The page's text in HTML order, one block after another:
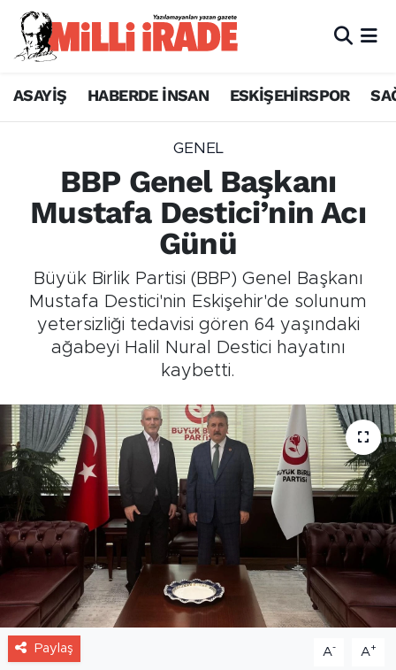
ASAYİŞ HABERDE İNSAN ESKİŞEHİRSPOR
GENEL
BBP Genel Başkanı
Mustafa Destici’nin Acı
Günü
Büyük Birlik Partisi (BBP) Genel Başkanı
Mustafa Destici'nin Eskişehir'de solunum
yetersizliği tedavisi gören 64 yaşındaki
ağabeyi Halil Nural Destici hayatını
kaybetti.
Paylaş A- A+